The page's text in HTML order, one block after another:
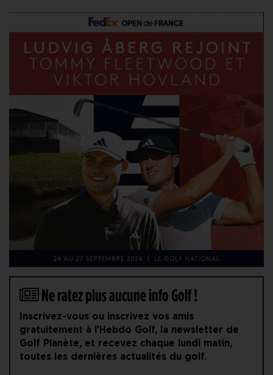
Ne ratez plus aucune info Golf !
Inscrivez-vous ou inscrivez vos amis
gratuitement à l'Hebdo Golf, la newsletter de
Golf Planète, et recevez chaque lundi matin,
toutes les dernières actualités du golf.